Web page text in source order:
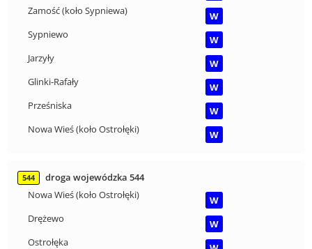
Zamość (koło Sypniewa)
W
Sypniewo
W
Jarzyły
W
Glinki-Rafały
W
Prześniska
W
Nowa Wieś (koło Ostrołęki)
W
544
droga wojewódzka 544
Nowa Wieś (koło Ostrołęki)
W
Drężewo
W
Ostrołęka